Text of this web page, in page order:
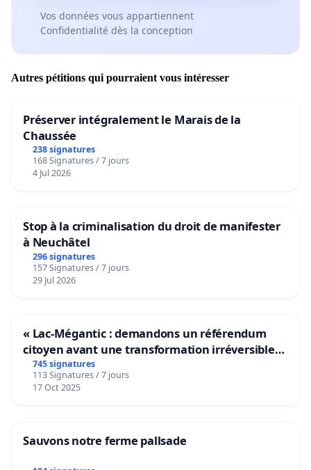
Vos données vous appartiennent
Confidentialité dès la conception
Autres pétitions qui pourraient vous intéresser
Préserver intégralement le Marais de la
Chaussée
238 signatures
168 Signatures / 7 jours
4 Jul 2026
Stop à la criminalisation du droit de manifester
à Neuchâtel
296 signatures
157 Signatures / 7 jours
29 Jul 2026
« Lac-Mégantic : demandons un référendum
citoyen avant une transformation irréversible
de notre territoire »
745 signatures
113 Signatures / 7 jours
17 Oct 2025
Sauvons notre ferme pallsade